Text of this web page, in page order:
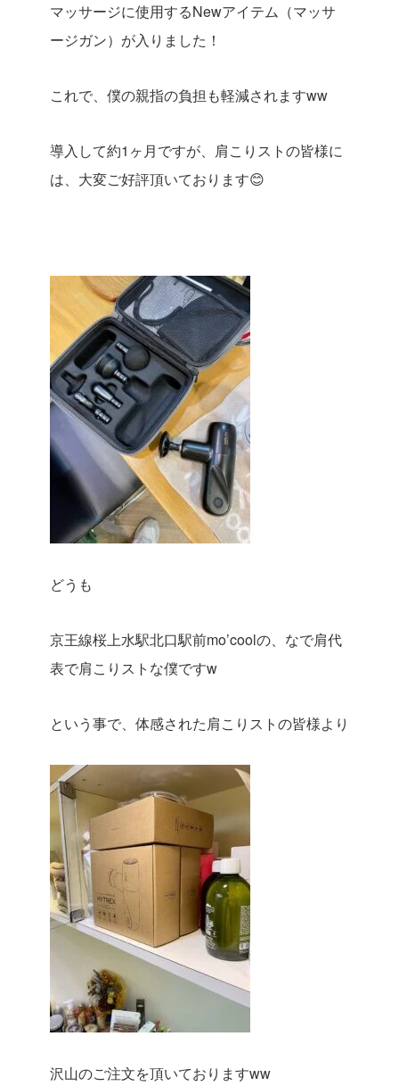
マッサージに使用するNewアイテム（マッサ
ージガン）が入りました！
これで、僕の親指の負担も軽減されますww
導入して約1ヶ月ですが、肩こりストの皆様に
は、大変ご好評頂いております😊
どうも
京王線桜上水駅北口駅前mo’coolの、なで肩代
表で肩こりストな僕ですw
という事で、体感された肩こりストの皆様より
沢山のご注文を頂いておりますww